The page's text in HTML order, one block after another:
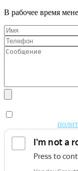
В рабочее время